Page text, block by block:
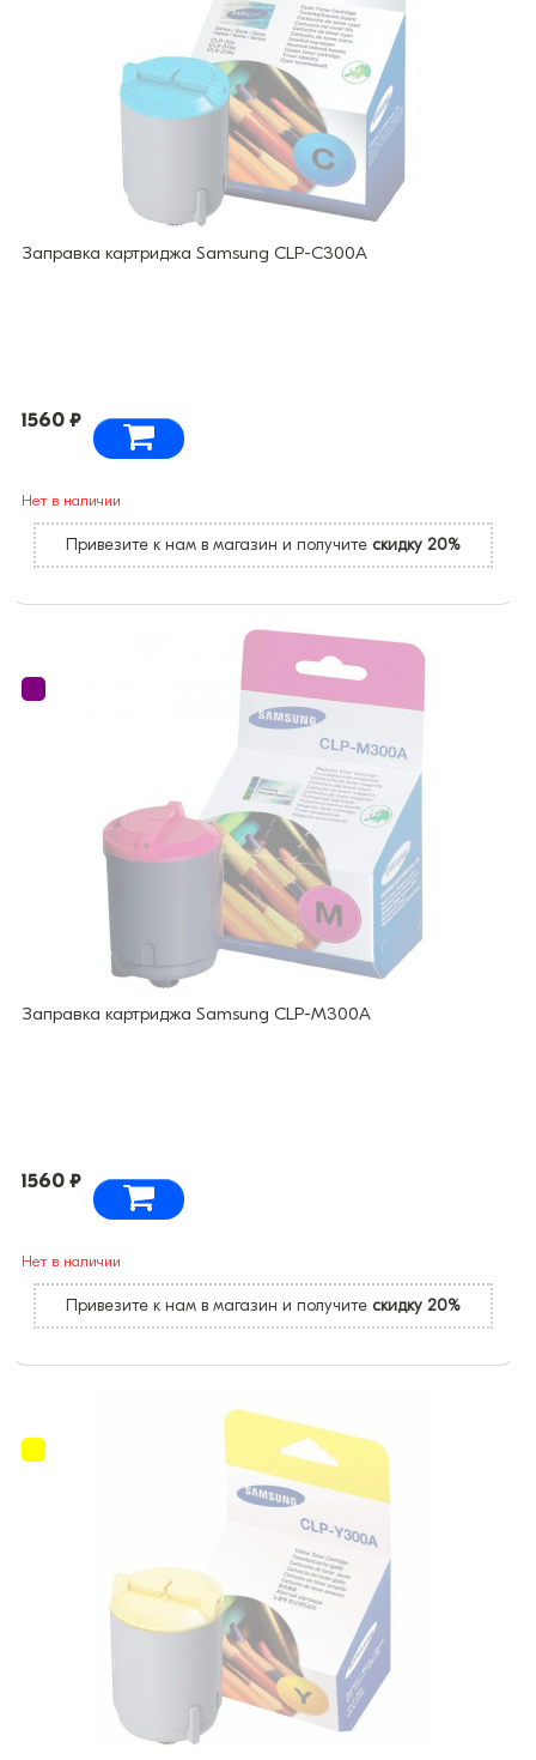
Заправка картриджа Samsung CLP-C300A
1560 ₽
Нет в наличии
Привезите к нам в магазин и получите скидку 20%
Заправка картриджа Samsung CLP-M300A
1560 ₽
Нет в наличии
Привезите к нам в магазин и получите скидку 20%